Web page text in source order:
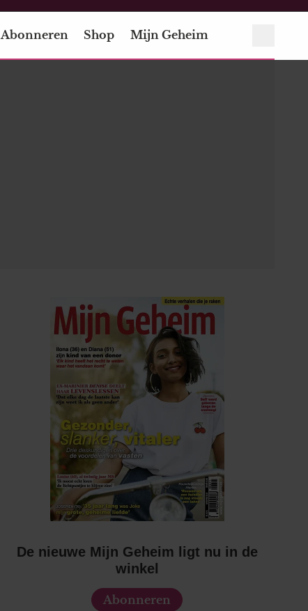
Abonneren Shop Mijn Geheim
De nieuwe Mijn Geheim ligt nu in de
winkel
Abonneren